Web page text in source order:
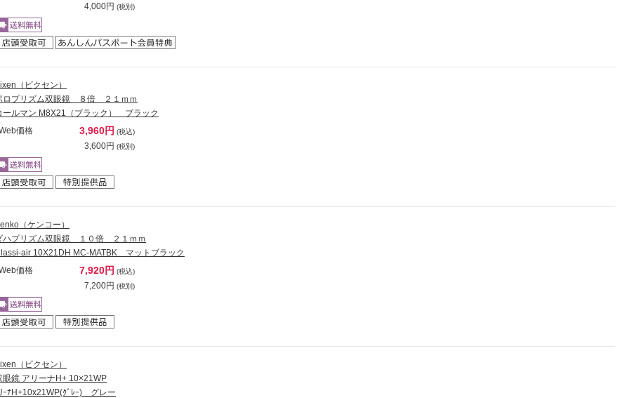
4,000円 (税別)
（ビクセン）
ロプリズム双眼鏡 ８倍 ２１ｍｍ
ールマン M8X21（ブラック） ブラック
価格
3,960円 (税込)
3,600円 (税別)
（ケンコー）
ハプリズム双眼鏡 １０倍 ２１ｍｍ
air 10X21DH MC-MATBK マットブラック
価格
7,920円 (税込)
7,200円 (税別)
（ビクセン）
眼鏡 アリーナH+ 10×21WP
ｰﾅH+10x21WP(ｸﾞﾚｰ) グレー